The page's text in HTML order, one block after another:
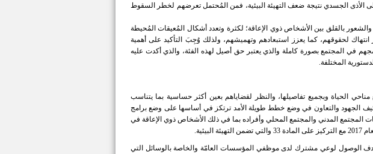
الأذى الجسدي نتیجة ضعف التھیئة البیئیة، فمن المُحتمل تعرضهم لخطر السقوط
بالقلق بين الأشخاص ذوي الإعاقة؛ لكثرة وتعدد أشكال المُعيقات المُحيطة
انتهاك لحقوقهم، كما يعزز استبعادهم وتهميشهم، ولذلك وُجِبَ التأكيد على أهمية
في المجتمع بصورة كاملة والذي يعتبر حق أصيل لهذه الفئة، والذي أكدت عليه
المختلفة.
الحياة وبجميع تفاصيلها، والنظر لقضاياهم بعين أكثر حساسية بما يتناسب
الجهود والتعاون في وضع خطط طويلة الأمد ترتكز في أساسها على وضع برامج
المجتمع المدني والمجتمع المحلي وأفراده بما في ذلك الأشخاص ذوي الإعاقة في
بهدف الوصول لوعي مشترك لدى موظفي المؤسسات العامّة والخاصة بالوسائل التي